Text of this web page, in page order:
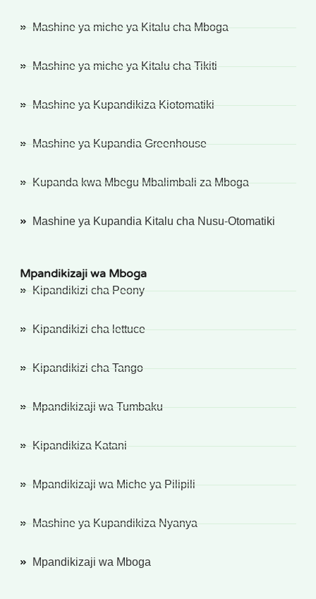
Mashine ya miche ya Kitalu cha Mboga
Mashine ya miche ya Kitalu cha Tikiti
Mashine ya Kupandikiza Kiotomatiki
Mashine ya Kupandia Greenhouse
Kupanda kwa Mbegu Mbalimbali za Mboga
Mashine ya Kupandia Kitalu cha Nusu-Otomatiki
Mpandikizaji wa Mboga
Kipandikizi cha Peony
Kipandikizi cha lettuce
Kipandikizi cha Tango
Mpandikizaji wa Tumbaku
Kipandikiza Katani
Mpandikizaji wa Miche ya Pilipili
Mashine ya Kupandikiza Nyanya
Mpandikizaji wa Mboga